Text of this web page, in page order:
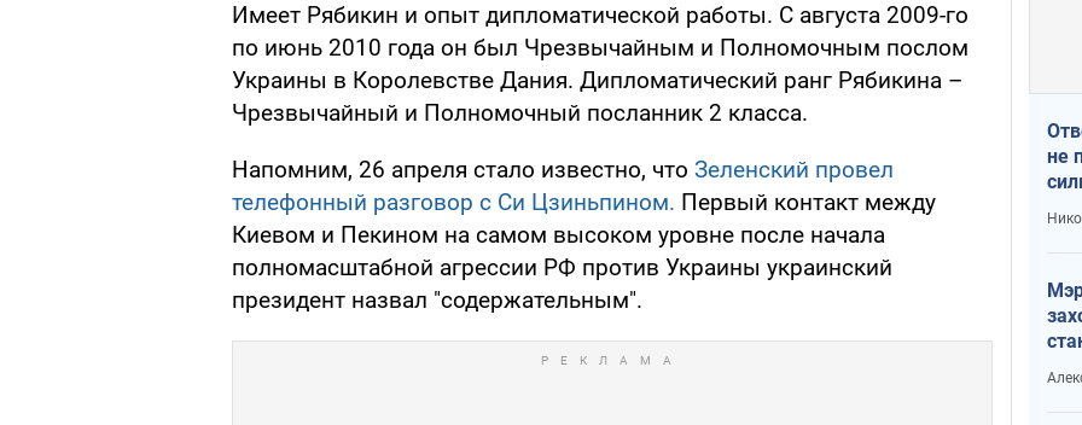
Имеет Рябикин и опыт дипломатической работы. С августа 2009-го
по июнь 2010 года он был Чрезвычайным и Полномочным послом
Украины в Королевстве Дания. Дипломатический ранг Рябикина –
Чрезвычайный и Полномочный посланник 2 класса.
Напомним, 26 апреля стало известно, что Зеленский провел
телефонный разговор с Си Цзиньпином. Первый контакт между
Киевом и Пекином на самом высоком уровне после начала
полномасштабной агрессии РФ против Украины украинский
президент назвал "содержательным".
не
и